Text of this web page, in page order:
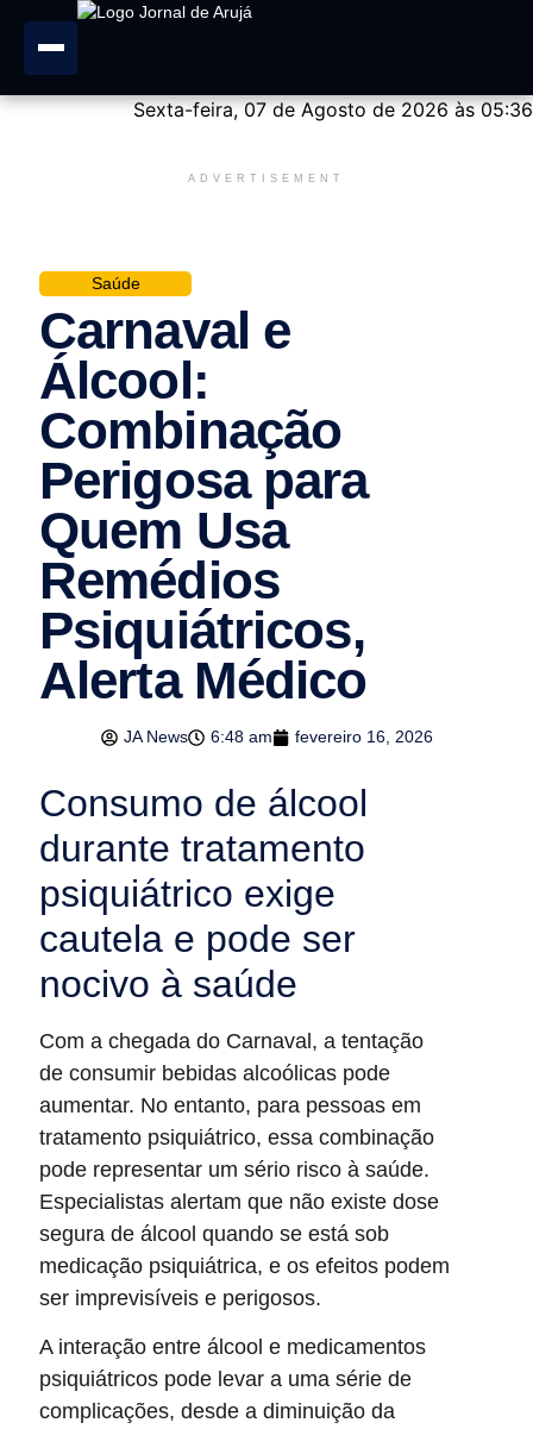
Sexta-feira, 07 de Agosto de 2026 às 05:36
ADVERTISEMENT
Saúde
Carnaval e
Álcool:
Combinação
Perigosa para
Quem Usa
Remédios
Psiquiátricos,
Alerta Médico
JA News 6:48 am fevereiro 16, 2026
Consumo de álcool
durante tratamento
psiquiátrico exige
cautela e pode ser
nocivo à saúde
Com a chegada do Carnaval, a tentação
de consumir bebidas alcoólicas pode
aumentar. No entanto, para pessoas em
tratamento psiquiátrico, essa combinação
pode representar um sério risco à saúde.
Especialistas alertam que não existe dose
segura de álcool quando se está sob
medicação psiquiátrica, e os efeitos podem
ser imprevisíveis e perigosos.
A interação entre álcool e medicamentos
psiquiátricos pode levar a uma série de
complicações, desde a diminuição da